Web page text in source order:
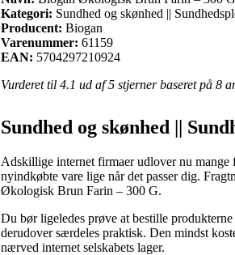
Kategori: Sundhed og skønhed ||
Producent: Biogan
Varenummer: 61159
EAN: 5704297210924
Vurderet til 4.1 ud af 5 stjerner baseret på 8
Sundhed og skønhed ||
Adskillige internet firmaer udlover nu
nyindkøbte vare lige når det passer dig.
Økologisk Brun Farin – 300 G.
Du bør ligeledes prøve at bestille
derudover særdeles praktisk. Den mindst
nærved internet selskabets lager.